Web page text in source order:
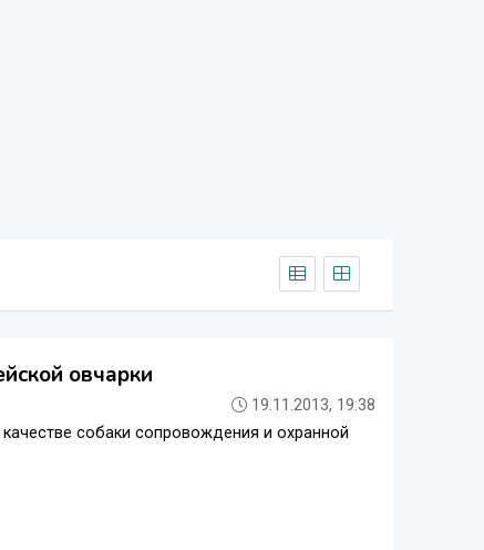
овчарки
19.11.2013, 19:38
собаки сопровождения и охранной